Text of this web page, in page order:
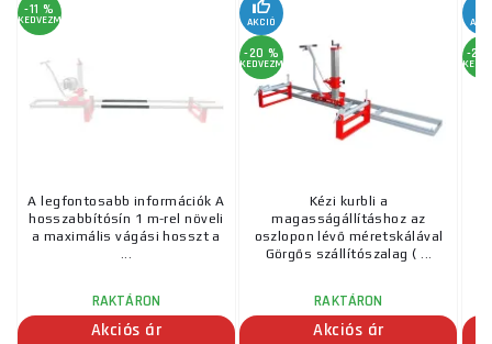
-11 %
KEDVEZMÉNY
A legfontosabb információk A
hosszabbítósín 1 m-rel növeli
a maximális vágási hosszt a
...
RAKTÁRON
Akciós ár
AKCIÓ
-20 %
KEDVEZMÉNY
Kézi kurbli a
magasságállításhoz az
oszlopon lévő méretskálával
Görgős szállítószalag ( ...
RAKTÁRON
Akciós ár
-23